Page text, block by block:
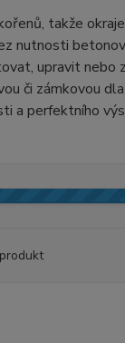
takže
nutnosti
upravit nebo
či zámkovou
a perfektního